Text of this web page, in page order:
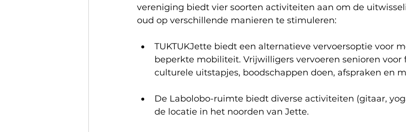
vereniging biedt vier soorten activiteiten aan om de
oud op verschillende manieren te stimuleren:
TUKTUKJette biedt een alternatieve vervoersoptie voor
beperkte mobiliteit. Vrijwilligers vervoeren senioren voor
culturele uitstapjes, boodschappen doen, afspraken en
De Labolobo-ruimte biedt diverse activiteiten (gitaar,
de locatie in het noorden van Jette.